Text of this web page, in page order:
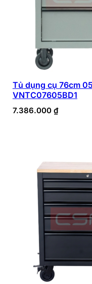
Tủ dụng cụ 76cm
VNTC07605BD1
7.386.000 ₫